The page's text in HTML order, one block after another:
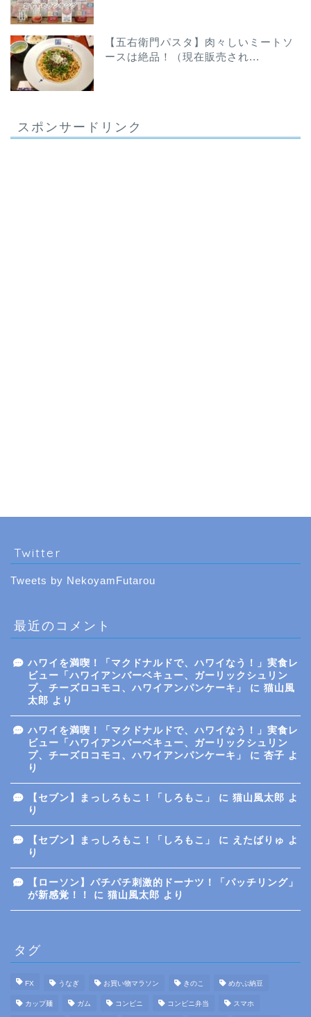
【五右衛門パスタ】肉々しいミートソ
ースは絶品！（現在販売され...
スポンサードリンク
Twitter
Tweets by NekoyamFutarou
最近のコメント
ハワイを満喫！「マクドナルドで、ハワイなう！」実食レ
ビュー「ハワイアンバーベキュー、ガーリックシュリン
プ、チーズロコモコ、ハワイアンパンケーキ」
に 猫山風
太郎 より
ハワイを満喫！「マクドナルドで、ハワイなう！」実食レ
ビュー「ハワイアンバーベキュー、ガーリックシュリン
プ、チーズロコモコ、ハワイアンパンケーキ」
に 杏子 よ
り
【セブン】まっしろもこ！「しろもこ」 に 猫山風太郎 よ
り
【セブン】まっしろもこ！「しろもこ」 に えたばりゅ よ
り
【ローソン】パチパチ刺激的ドーナツ！「パッチリング」
が新感覚！！
に 猫山風太郎 より
タグ
FX うなぎ お買い物マラソン きのこ めかぶ納豆
カップ麺 ガム コンビニ コンビニ弁当 スマホ